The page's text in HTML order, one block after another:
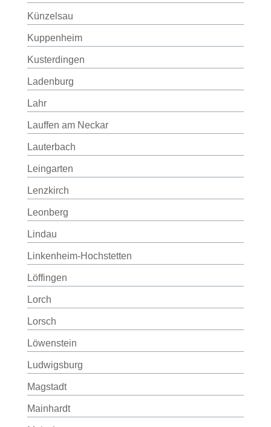
Künzelsau
Kuppenheim
Kusterdingen
Ladenburg
Lahr
Lauffen am Neckar
Lauterbach
Leingarten
Lenzkirch
Leonberg
Lindau
Linkenheim-Hochstetten
Löffingen
Lorch
Lorsch
Löwenstein
Ludwigsburg
Magstadt
Mainhardt